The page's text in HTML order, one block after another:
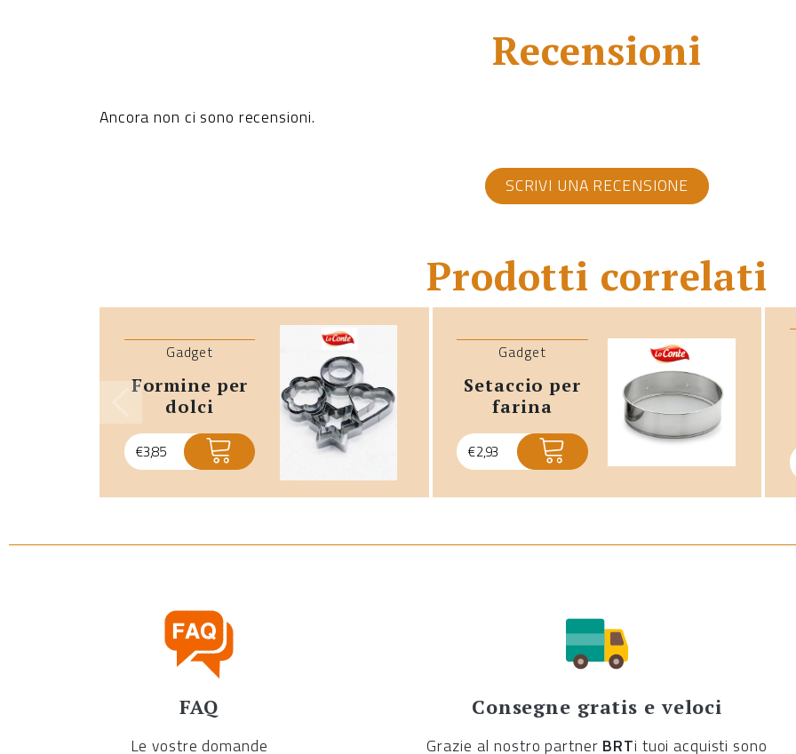
Recensioni
Ancora non ci sono recensioni.
SCRIVI UNA RECENSIONE
Prodotti correlati
Gadget
formine per
dolci
€3,85
Gadget
setaccio per
farina
€2,93
FAQ
Le vostre domande
Consegne gratis e veloci
Grazie al nostro partner BRTi tuoi acquisti sono